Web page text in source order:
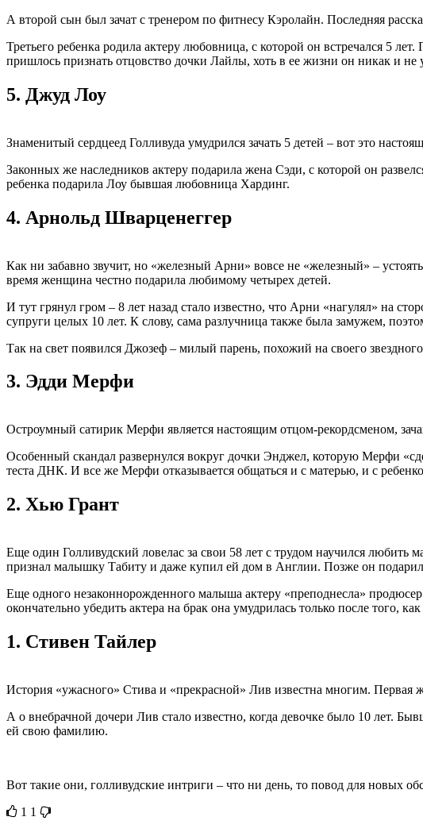
А второй сын был зачат с тренером по фитнесу Кэролайн. Последняя
Третьего ребенка родила актеру любовница, с которой он встречался 5
пришлось признать отцовство дочки Лайлы, хоть в ее жизни он никак и не
5. Джуд Лоу
Знаменитый сердцеед Голливуда умудрился зачать 5 детей – вот это
Законных же наследников актеру подарила жена Сэди, с которой он
ребенка подарила Лоу бывшая любовница Хардинг.
4. Арнольд Шварценеггер
Как ни забавно звучит, но «железный Арни» вовсе не «железный» –
время женщина честно подарила любимому четырех детей.
И тут грянул гром – 8 лет назад стало известно, что Арни «нагулял» на
супруги целых 10 лет. К слову, сама разлучница также была замужем,
Так на свет появился Джозеф – милый парень, похожий на своего
3. Эдди Мерфи
Остроумный сатирик Мерфи является настоящим отцом-рекордсменом,
Особенный скандал развернулся вокруг дочки Энджел, которую Мерфи
теста ДНК. И все же Мерфи отказывается общаться и с матерью, и с
2. Хью Грант
Еще один Голливудский ловелас за свои 58 лет с трудом научился
признал малышку Табиту и даже купил ей дом в Англии. Позже он подарил
Еще одного незаконнорожденного малыша актеру «преподнесла»
окончательно убедить актера на брак она умудрилась только после того,
1. Стивен Тайлер
История «ужасного» Стива и «прекрасной» Лив известна многим.
А о внебрачной дочери Лив стало известно, когда девочке было 10 лет.
ей свою фамилию.
Вот такие они, голливудские интриги – что ни день, то повод для новых
1 1